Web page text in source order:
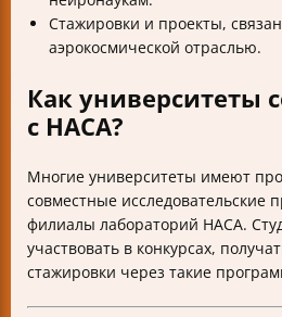
Стажировки и проекты,
аэрокосмической отраслью.
Как университеты
с НАСА?
Многие университеты имеют
совместные исследовательские
филиалы лабораторий НАСА.
участвовать в конкурсах,
стажировки через такие